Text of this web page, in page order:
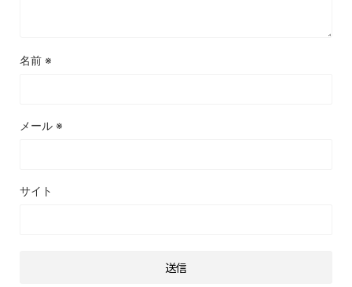
名前 ※
メール ※
サイト